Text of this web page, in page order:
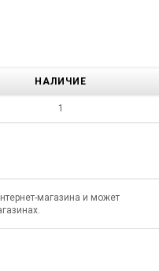
НАЛИЧИЕ
1
магазина и может